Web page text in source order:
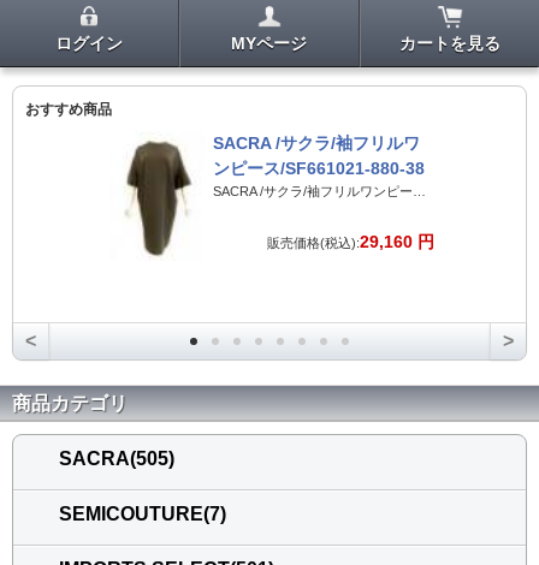
ログイン MYページ カートを見る
おすすめ商品
SACRA /サクラ/袖フリルワ
ンピース/SF661021-880-38
販売価格(税込):29,160 円
< >
商品カテゴリ
SACRA(505)
SEMICOUTURE(7)